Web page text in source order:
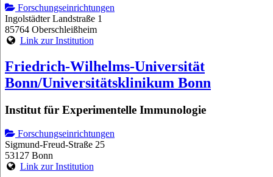
Forschungseinrichtungen
Ingolstädter Landstraße 1
85764 Oberschleißheim
Link zur Institution
Friedrich-Wilhelms-Universität
Bonn/Universitätsklinikum Bonn
Institut für Experimentelle Immunologie
Forschungseinrichtungen
Sigmund-Freud-Straße 25
53127 Bonn
Link zur Institution